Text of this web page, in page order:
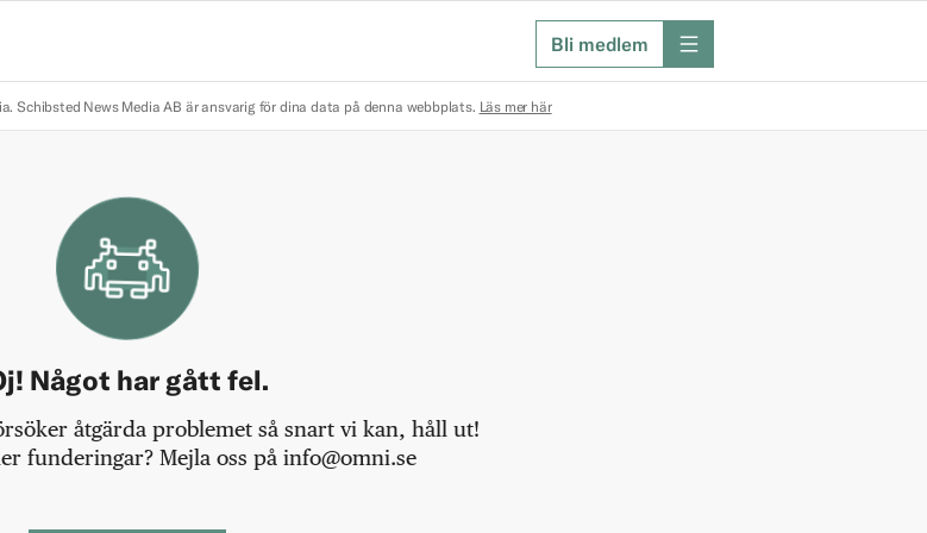
Bli medlem meny
Schibsted News Media AB är ansvarig för dina data på denna webbplats. Läs mer här
Något har gått fel.
åtgärda problemet så snart vi kan, håll ut!
funderingar? Mejla oss på info@omni.se